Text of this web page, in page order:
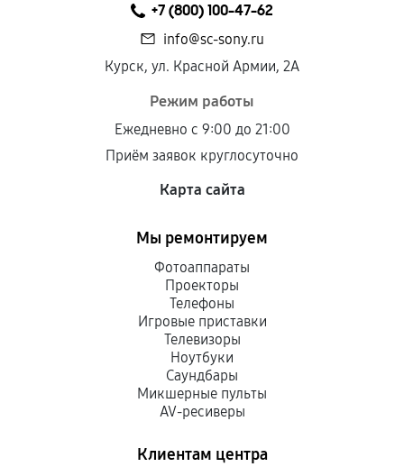
+7 (800) 100-47-62
info@sc-sony.ru
Курск, ул. Красной Армии, 2А
Режим работы
Ежедневно с 9:00 до 21:00
Приём заявок круглосуточно
Карта сайта
Мы ремонтируем
Фотоаппараты
Проекторы
Телефоны
Игровые приставки
Телевизоры
Ноутбуки
Саундбары
Микшерные пульты
AV-ресиверы
Клиентам центра